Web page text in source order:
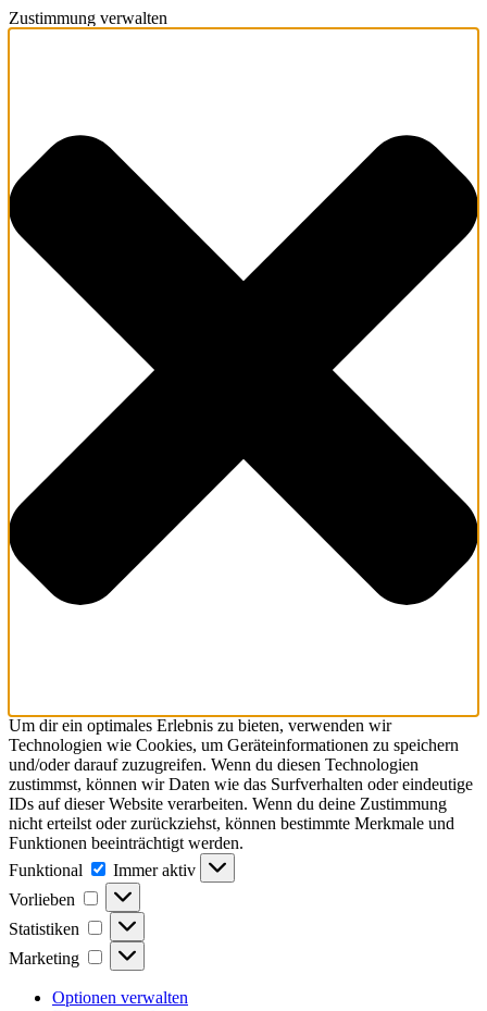
Zustimmung verwalten
Um dir ein optimales Erlebnis zu bieten, verwenden wir
Technologien wie Cookies, um Geräteinformationen zu speichern
und/oder darauf zuzugreifen. Wenn du diesen Technologien
zustimmst, können wir Daten wie das Surfverhalten oder eindeutige
IDs auf dieser Website verarbeiten. Wenn du deine Zustimmung
nicht erteilst oder zurückziehst, können bestimmte Merkmale und
Funktionen beeinträchtigt werden.
Funktional
Funktional
Immer aktiv
Vorlieben
Vorlieben
Statistiken Statistiken
Marketing Marketing
Optionen verwalten